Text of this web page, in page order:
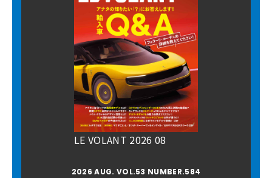
LE VOLANT 2026 08
2026 AUG. VOL.53 NUMBER.584